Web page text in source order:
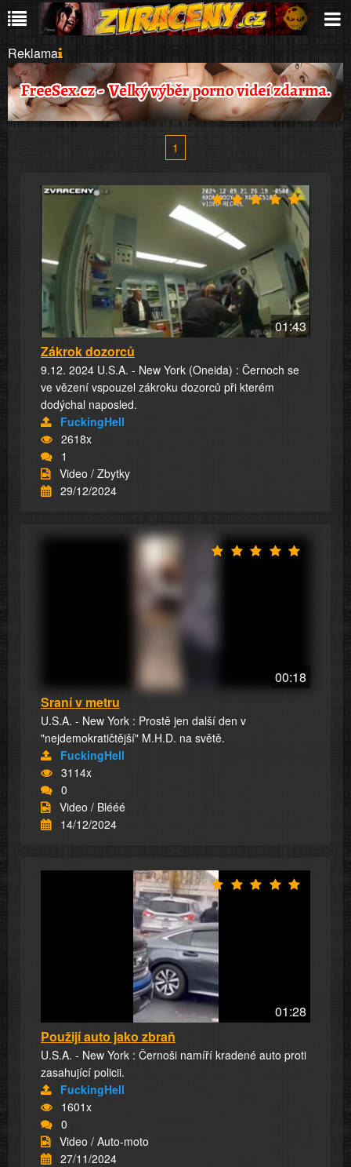
Reklama
1
01:43
Zákrok dozorců
9.12. 2024 U.S.A. - New York (Oneida) : Černoch se
ve vězení vspouzel zákroku dozorců při kterém
dodýchal naposled.
FuckingHell
2618x
1
Video / Zbytky
29/12/2024
00:18
Sraní v metru
U.S.A. - New York : Prostě jen další den v
"nejdemokratičtější" M.H.D. na světě.
FuckingHell
3114x
0
Video / Blééé
14/12/2024
01:28
Použijí auto jako zbraň
U.S.A. - New York : Černoši namíří kradené auto proti
zasahující policii.
FuckingHell
1601x
0
Video / Auto-moto
27/11/2024